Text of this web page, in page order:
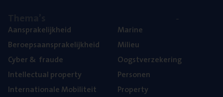
Aan­spra­ke­lijk­heid
Beroeps­aan­spra­ke­lijk­heid
Cyber& fraude
Intel­lec­tu­al property
Inter­na­ti­o­na­le Mobiliteit
Mari­ne
Mili­eu
Oogst­ver­ze­ke­ring
Per­so­nen
Pro­per­ty